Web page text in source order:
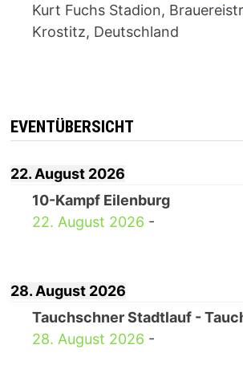
Kurt Fuchs Stadion,
Krostitz, Deutschland
EVENTÜBERSICHT
22. August 2026
10-Kampf Eilenburg
22. August 2026 -
28. August 2026
Tauchschner Stadtlauf -
28. August 2026 -